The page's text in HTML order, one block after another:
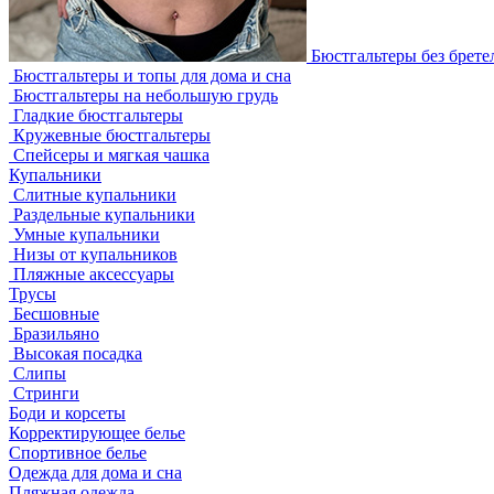
Бюстгальтеры без
Бюстгальтеры и топы для дома и сна
Бюстгальтеры на небольшую грудь
Гладкие бюстгальтеры
Кружевные бюстгальтеры
Спейсеры и мягкая чашка
Купальники
Слитные купальники
Раздельные купальники
Умные купальники
Низы от купальников
Пляжные аксессуары
Трусы
Бесшовные
Бразильяно
Высокая посадка
Слипы
Стринги
Боди и корсеты
Корректирующее белье
Спортивное белье
Одежда для дома и сна